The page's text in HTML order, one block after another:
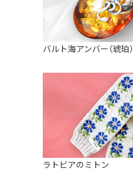
すべて見る
バルト海アンバー（琥珀）
ラトビアのミトン